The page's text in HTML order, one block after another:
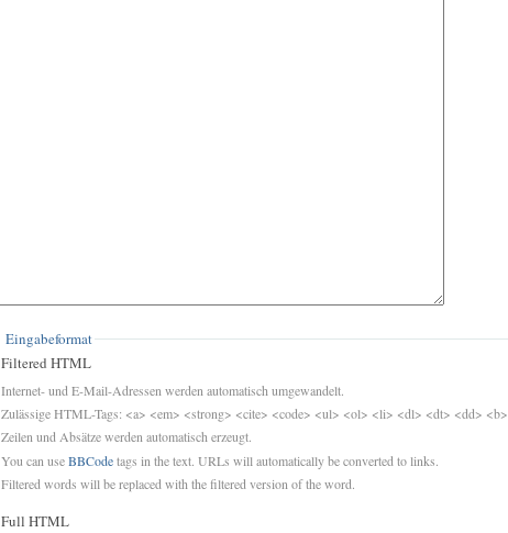
Eingabeformat
Filtered HTML
Internet- und E-Mail-Adressen werden automatisch umgewandelt.
Zulässige HTML-Tags: <a> <em> <strong> <cite> <code> <ul> <ol> <li> <dl> <dt> <dd> <b>
Zeilen und Absätze werden automatisch erzeugt.
You can useBBCodetags in the text. URLs will automatically be converted to links.
Filtered words will be replaced with the filtered version of the word.
Full HTML